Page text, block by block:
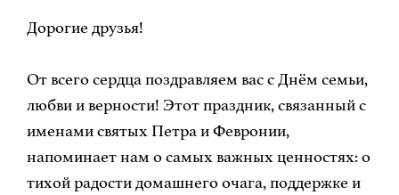
Дорогие друзья!
От всего сердца поздравляем вас с Днём семьи,
любви и верности! Этот праздник, связанный с
именами святых Петра и Февронии,
напоминает нам о самых важных ценностях: о
тихой радости домашнего очага, поддержке и